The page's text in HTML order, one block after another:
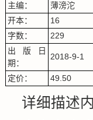
主编：
薄滂沱
开本：
16
字数：
229
出版日
期：
2018-9-1
定价： 49.50
详细描述